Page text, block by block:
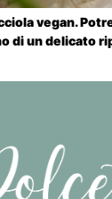
vegan.
di un delicato